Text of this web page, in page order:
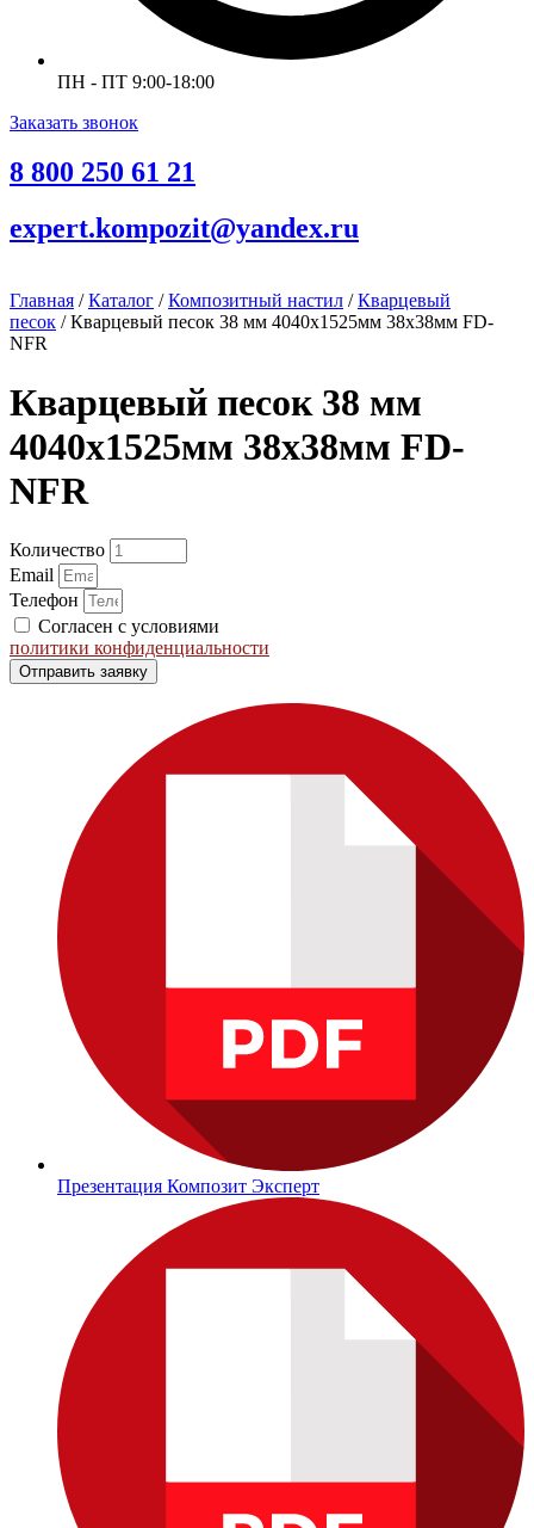
ПН - ПТ 9:00-18:00
Заказать звонок
8 800 250 61 21
expert.kompozit@yandex.ru
Главная /Каталог /Композитный настил /Кварцевый
песок / Кварцевый песок 38 мм 4040х1525мм 38х38мм FD-
NFR
Кварцевый песок 38 мм
4040х1525мм 38х38мм FD-
NFR
Количество
Email
Телефон
Согласен с условиями
политики конфиденциальности
Отправить заявку
Презентация Композит Эксперт